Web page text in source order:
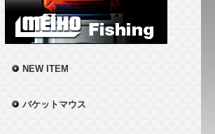
NEW ITEM
バケットマウス